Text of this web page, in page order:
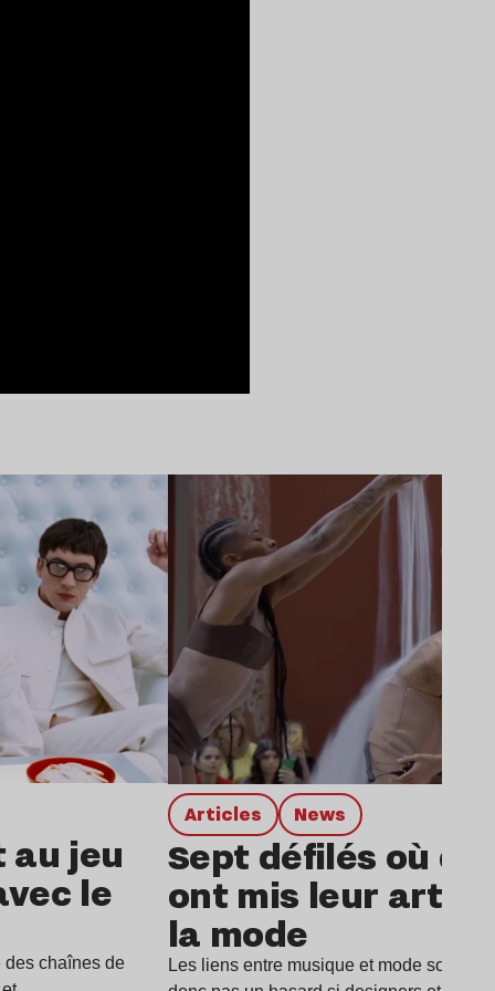
au jeu
le
des chaînes de
Articles news
Sept défilés où
ont mis leur art
la mode
Les liens entre musique et mode sont
Lire l’article